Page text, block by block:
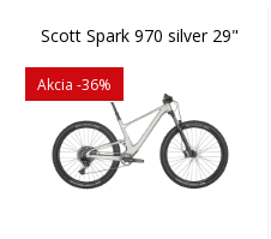
Scott Spark 970 silver 29"
Akcia -36%